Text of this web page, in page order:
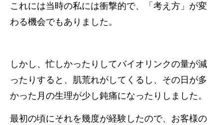
これには当時の私には衝撃的で、「考え方」が変
わる機会でもありました。
しかし、忙しかったりしてバイオリンクの量が減
ったりすると、肌荒れがしてくるし、その日が多
かった月の生理が少し鈍痛になったりしました。
最初の頃にそれを幾度が経験したので、お客様の